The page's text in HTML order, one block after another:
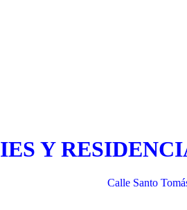
IES Y
Calle Santo